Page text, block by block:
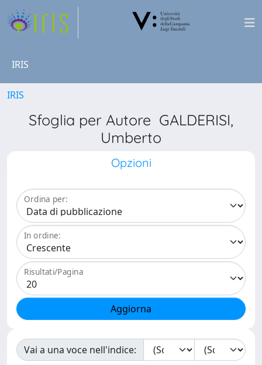
IRIS
IRIS
Sfoglia per Autore GALDERISI,
Umberto
Opzioni
Ordina per:
In ordine:
Risultati/Pagina
Vai a una voce nell'indice: